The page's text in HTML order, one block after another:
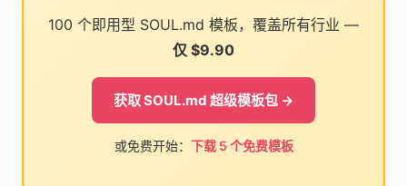
100 个即用型 SOUL.md 模板，覆盖所有行业 —
仅 $9.90
获取 SOUL.md 超级模板包 →
或免费开始： 下载 5 个免费模板